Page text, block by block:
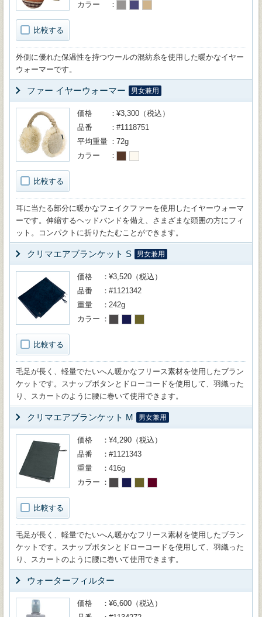
比較する
カラー
外側に優れた保温性を持つウールの混紡糸を使用した暖かなイヤー
ウォーマーです。
ファー イヤーウォーマー 男女兼用
比較する
価格
¥3,300（税込）
品番
#1118751
平均重量
72g
カラー
耳に当たる部分に暖かなフェイクファーを使用したイヤーウォーマ
ーです。伸縮するヘッドバンドを備え、さまざまな頭囲の方にフィ
ット。コンパクトに折りたたむことができます。
クリマエアブランケット S 男女兼用
比較する
価格
¥3,520（税込）
品番
#1121342
重量
242g
カラー
毛足が長く、軽量でたいへん暖かなフリース素材を使用したブラン
ケットです。スナップボタンとドローコードを使用して、羽織った
り、スカートのように腰に巻いて使用できます。
クリマエアブランケット M 男女兼用
比較する
価格
¥4,290（税込）
品番
#1121343
重量
416g
カラー
毛足が長く、軽量でたいへん暖かなフリース素材を使用したブラン
ケットです。スナップボタンとドローコードを使用して、羽織った
り、スカートのように腰に巻いて使用できます。
ウォーターフィルター
価格
¥6,600（税込）